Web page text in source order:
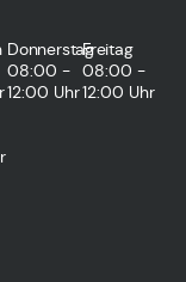
Donnerstag
08:00 -
12:00 Uhr
Freitag
08:00 -
12:00 Uhr